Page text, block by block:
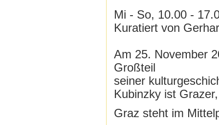
Mi - So, 10.00 -
Kuratiert von
Am 25. November
Großteil
seiner
Kubinzky ist
Graz steht im